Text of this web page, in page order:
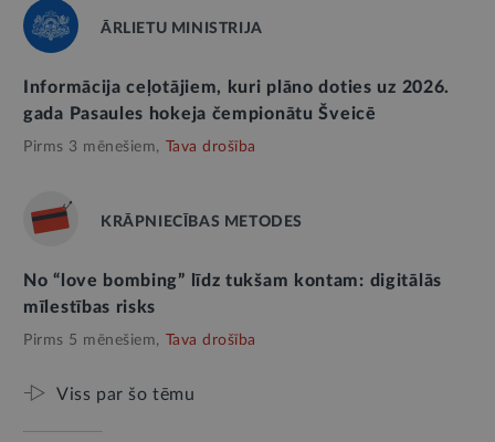
ĀRLIETU MINISTRIJA
Informācija ceļotājiem, kuri plāno doties uz 2026.
gada Pasaules hokeja čempionātu Šveicē
Pirms 3 mēnešiem, Tava drošība
KRĀPNIECĪBAS METODES
No “love bombing” līdz tukšam kontam: digitālās
mīlestības risks
Pirms 5 mēnešiem, Tava drošība
Viss par šo tēmu